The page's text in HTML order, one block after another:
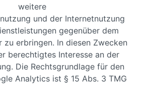
weitere
und der Internetnutzung
gegenüber dem
zu erbringen. In diesen Zwecken
berechtigtes Interesse an der
Die Rechtsgrundlage für den
Analytics ist § 15 Abs. 3 TMG